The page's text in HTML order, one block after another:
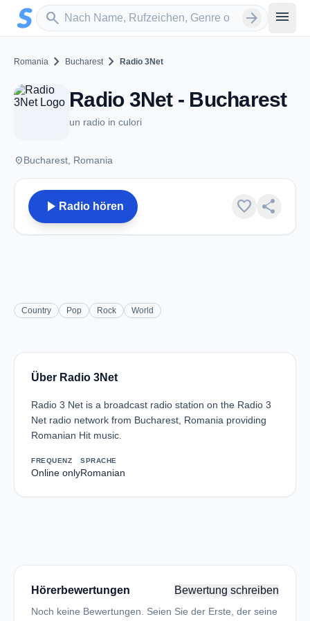
Zum Hauptinhalt springen
search
Sender suchen arrow_forward menu
Romania chevron_right Bucharest chevron_right Radio 3Net
Radio 3Net - Bucharest
un radio in culori
placeBucharest, Romania
play_arrow Radio hören favorite share
Country Pop Rock World
Über Radio 3Net
Radio 3 Net is a broadcast radio station on the Radio 3
Net radio network from Bucharest, Romania providing
Romanian Hit music.
FREQUENZ
Online only
SPRACHE
Romanian
Hörerbewertungen Bewertung schreiben
Noch keine Bewertungen. Seien Sie der Erste, der seine